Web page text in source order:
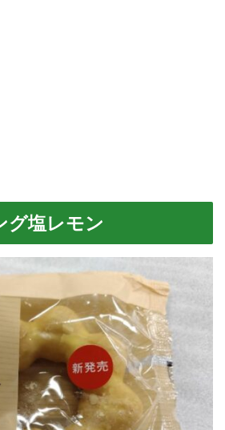
グ塩レモン